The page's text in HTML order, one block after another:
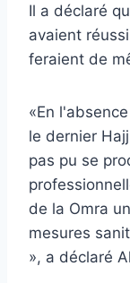
Il a déclaré
avaient
feraient de
«En
le dernier
pas pu se
de la Omra
mesures
», a déclaré